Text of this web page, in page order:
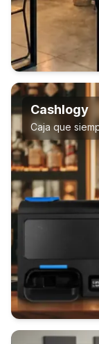
Cashlogy
Caja que